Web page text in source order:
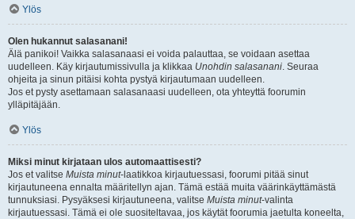
Ylös
Olen hukannut salasanani!
Älä panikoi! Vaikka salasanaasi ei voida palauttaa, se voidaan asettaa
uudelleen. Käy kirjautumissivulla ja klikkaa Unohdin salasanani. Seuraa
ohjeita ja sinun pitäisi kohta pystyä kirjautumaan uudelleen.
Jos et pysty asettamaan salasanaasi uudelleen, ota yhteyttä foorumin
ylläpitäjään.
Ylös
Miksi minut kirjataan ulos automaattisesti?
Jos et valitse Muista minut-laatikkoa kirjautuessasi, foorumi pitää sinut
kirjautuneena ennalta määritellyn ajan. Tämä estää muita väärinkäyttämästä
tunnuksiasi. Pysyäksesi kirjautuneena, valitse Muista minut-valinta
kirjautuessasi. Tämä ei ole suositeltavaa, jos käytät foorumia jaetulta koneelta,